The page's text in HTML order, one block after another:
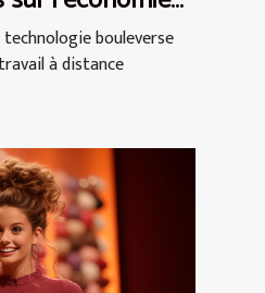
culturesbouleverse
à distance